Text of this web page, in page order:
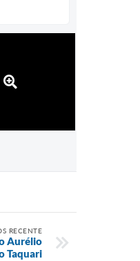
RECENTE
Aurélio
Taquari